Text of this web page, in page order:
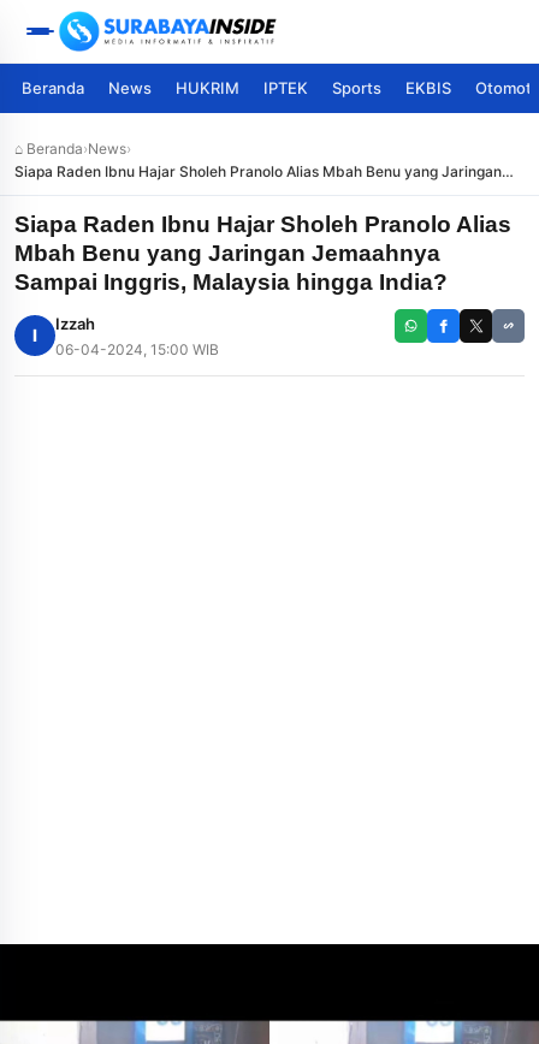
Beranda News HUKRIM IPTEK Sports EKBIS
⌂ Beranda›News›
Siapa Raden Ibnu Hajar Sholeh Pranolo Alias Mbah Benu yang Jaringan
Jemaahnya Sampai Inggris, Malaysia hingga India?
Siapa Raden Ibnu Hajar Sholeh Pranolo Alias
Mbah Benu yang Jaringan Jemaahnya
Sampai Inggris, Malaysia hingga India?
I
Izzah
06-04-2024, 15:00 WIB